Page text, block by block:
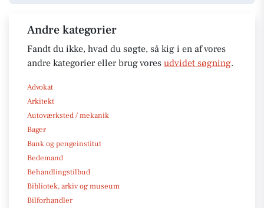
Andre kategorier
Fandt du ikke, hvad du søgte, så kig i en af vores
andre kategorier eller brug vores udvidet søgning.
Advokat
Arkitekt
Autoværksted / mekanik
Bager
Bank og pengeinstitut
Bedemand
Behandlingstilbud
Bibliotek, arkiv og museum
Bilforhandler